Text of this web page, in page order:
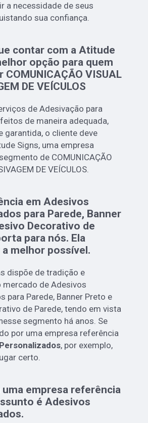
a necessidade de seus
sua confiança.
contar com a Atitude
opção para quem
VISUAL
DE VEÍCULOS
de Adesivação para
de maneira adequada,
garantida, o cliente deve
Signs, uma empresa
de COMUNICAÇÃO
DE VEÍCULOS.
em Adesivos
para Parede, Banner
Decorativo de
para nós. Ela
melhor possível.
dispõe de tradição e
mercado de Adesivos
para Parede, Banner Preto e
de Parede, tendo em vista
segmento há anos. Se
por uma empresa referência
, por exemplo,
certo.
empresa referência
éAdesivos
.